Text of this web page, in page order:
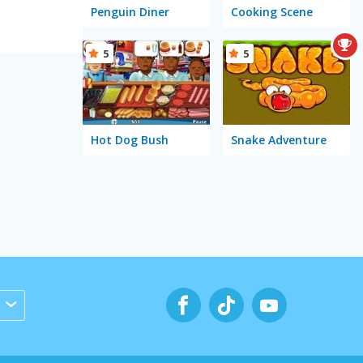
Penguin Diner Cooking Scene
Hot Dog Bush
5
Snake Adventure
5